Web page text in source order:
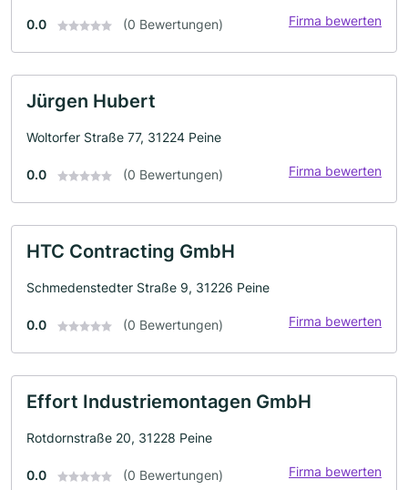
0.0 (0 Bewertungen) Firma bewerten
Jürgen Hubert
Woltorfer Straße 77, 31224 Peine
0.0 (0 Bewertungen) Firma bewerten
HTC Contracting GmbH
Schmedenstedter Straße 9, 31226 Peine
0.0 (0 Bewertungen) Firma bewerten
Effort Industriemontagen GmbH
Rotdornstraße 20, 31228 Peine
0.0 (0 Bewertungen) Firma bewerten